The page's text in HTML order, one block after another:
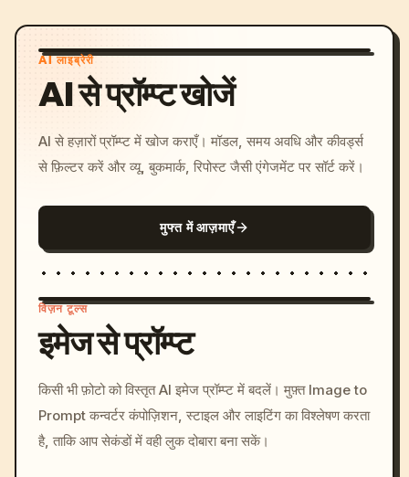
AI लाइब्रेरी
AI से प्रॉम्प्ट खोजें
AI से हज़ारों प्रॉम्प्ट में खोज कराएँ। मॉडल, समय अवधि और कीवर्ड्स
से फ़िल्टर करें और व्यू, बुकमार्क, रिपोस्ट जैसी एंगेजमेंट पर सॉर्ट करें।
मुफ्त में आज़माएँ
c, cyberpunk sunset, neon
colors, 8k --v 6.0
विज़न टूल्स
इमेज से प्रॉम्प्ट
किसी भी फ़ोटो को विस्तृत AI इमेज प्रॉम्प्ट में बदलें। मुफ़्त Image to
Prompt कन्वर्टर कंपोज़िशन, स्टाइल और लाइटिंग का विश्लेषण करता
है, ताकि आप सेकंडों में वही लुक दोबारा बना सकें।